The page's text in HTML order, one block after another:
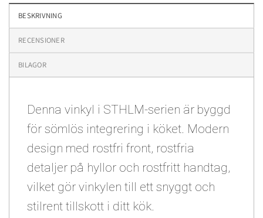
BESKRIVNING
RECENSIONER
BILAGOR
Denna vinkyl i STHLM-serien är byggd
för sömlös integrering i köket. Modern
design med rostfri front, rostfria
detaljer på hyllor och rostfritt handtag,
vilket gör vinkylen till ett snyggt och
stilrent tillskott i ditt kök.